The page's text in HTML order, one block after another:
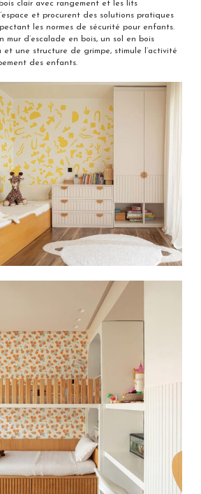
clair avec rangement et les lits
et procurent des solutions pratiques
les normes de sécurité pour enfants.
mur d’escalade en bois, un sol en bois
une structure de grimpe, stimule l’activité
des enfants.